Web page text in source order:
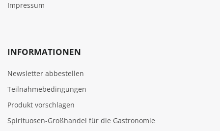
Impressum
INFORMATIONEN
Newsletter abbestellen
Teilnahmebedingungen
Produkt vorschlagen
Spirituosen-Großhandel für die Gastronomie